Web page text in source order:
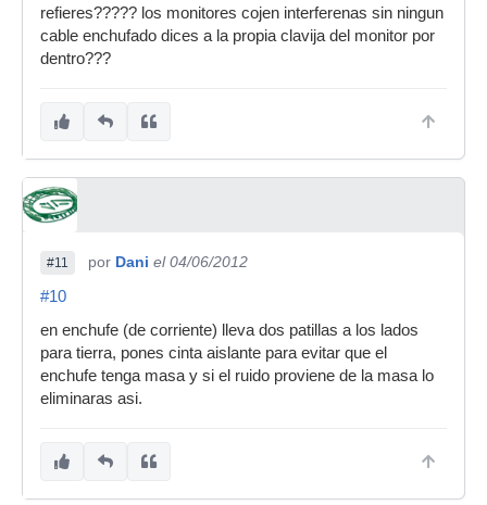
refieres????? los monitores cojen interferenas sin ningun
cable enchufado dices a la propia clavija del monitor por
dentro???
#11 por Dani el 04/06/2012
#10
en enchufe (de corriente) lleva dos patillas a los lados
para tierra, pones cinta aislante para evitar que el
enchufe tenga masa y si el ruido proviene de la masa lo
eliminaras asi.